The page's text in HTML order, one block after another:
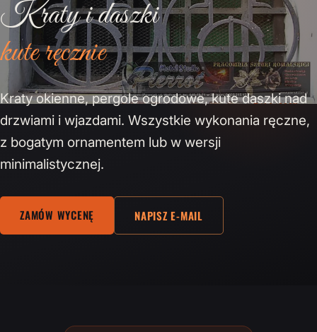
Kraty i daszki
kute ręcznie
Kraty okienne, pergole ogrodowe, kute daszki nad
drzwiami i wjazdami. Wszystkie wykonania ręczne,
z bogatym ornamentem lub w wersji
minimalistycznej.
ZAMÓW WYCENĘ NAPISZ E-MAIL